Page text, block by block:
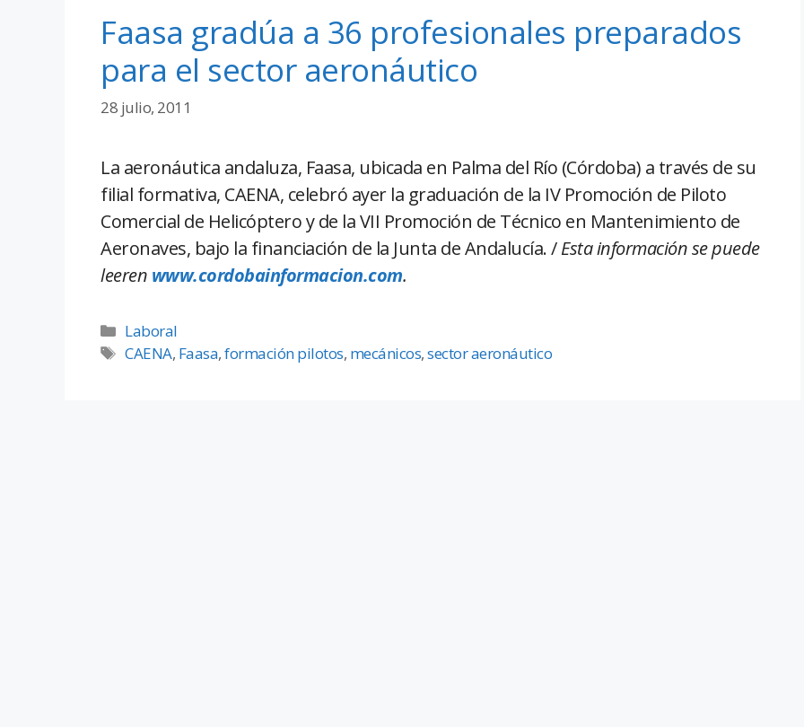
Faasa gradúa a 36 profesionales preparados
para el sector aeronáutico
28 julio, 2011
La aeronáutica andaluza, Faasa, ubicada en Palma del Río (Córdoba) a través de su
filial formativa, CAENA, celebró ayer la graduación de la IV Promoción de Piloto
Comercial de Helicóptero y de la VII Promoción de Técnico en Mantenimiento de
Aeronaves, bajo la financiación de la Junta de Andalucía. /Esta información se puede
leeren www.cordobainformacion.com.
Laboral
CAENA, Faasa,formación pilotos, mecánicos,sector aeronáutico